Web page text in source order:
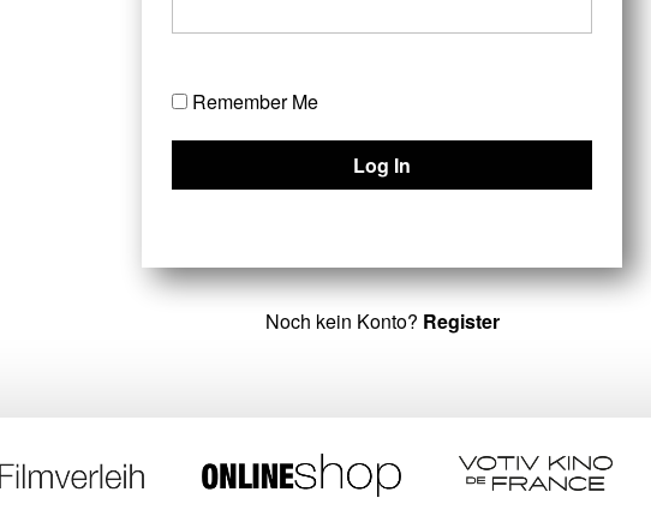
Remember Me
Noch kein Konto? Register